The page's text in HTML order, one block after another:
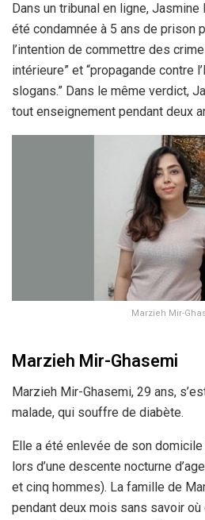
Dans un tribunal en ligne,
été condamnée à 5 ans de prison
l’intention de commettre des
intérieure” et “propagande contre
slogans.” Dans le même verdict,
tout enseignement pendant deux
Marzieh Mir-
Marzieh Mir-Ghasemi
Marzieh Mir-Ghasemi, 29 ans,
malade, qui souffre de diabète.
Elle a été enlevée de son
lors d’une descente nocturne
et cinq hommes). La famille de
pendant deux mois sans savoir